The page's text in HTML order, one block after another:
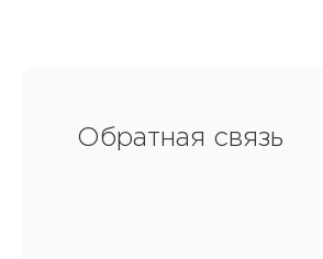
Обратная связь